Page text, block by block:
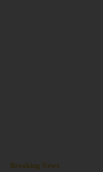
Breaking News